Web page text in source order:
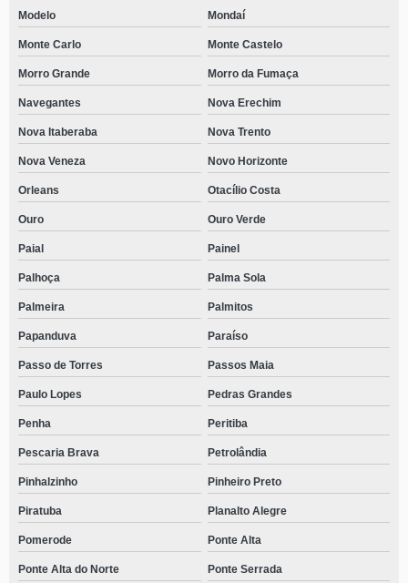
Modelo Mondaí
Monte Carlo Monte Castelo
Morro Grande Morro da Fumaça
Navegantes Nova Erechim
Nova Itaberaba Nova Trento
Nova Veneza Novo Horizonte
Orleans Otacílio Costa
Ouro Ouro Verde
Paial Painel
Palhoça Palma Sola
Palmeira Palmitos
Papanduva Paraíso
Passo de Torres Passos Maia
Paulo Lopes Pedras Grandes
Penha Peritiba
Pescaria Brava Petrolândia
Pinhalzinho Pinheiro Preto
Piratuba Planalto Alegre
Pomerode Ponte Alta
Ponte Alta do Norte Ponte Serrada